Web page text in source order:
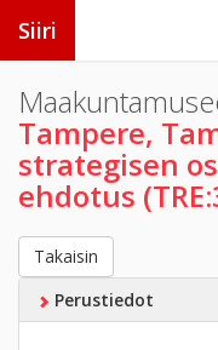
Siiri
Tampere,
strategisen
ehdotus
Takaisin
Perustiedot